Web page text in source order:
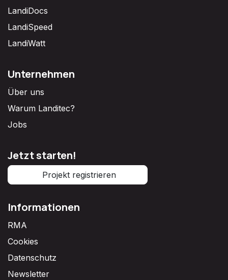
LandiDocs
LandiSpeed
LandiWatt
Unternehmen
Über uns
Warum Landitec?
Jobs
Jetzt starten!
Projekt registrieren
Informationen
RMA
Cookies
Datenschutz
Newsletter